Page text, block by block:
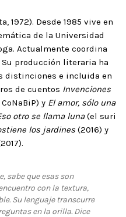
1972). Desde 1985 vive en
de la Universidad
Actualmente coordina
producción literaria ha
distinciones e incluida en
de cuentos Invenciones
y El amor, sólo una
otro se llama luna(el suri
los jardines (2016) y
sabe que esas son
con la textura,
Su lenguaje transcurre
en la orilla. Dice